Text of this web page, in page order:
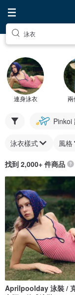
泳衣
連身泳衣 兩
Pinkoi
泳衣樣式 風格
找到 2,000+ 件商品
Aprilpoolday 泳裝 /